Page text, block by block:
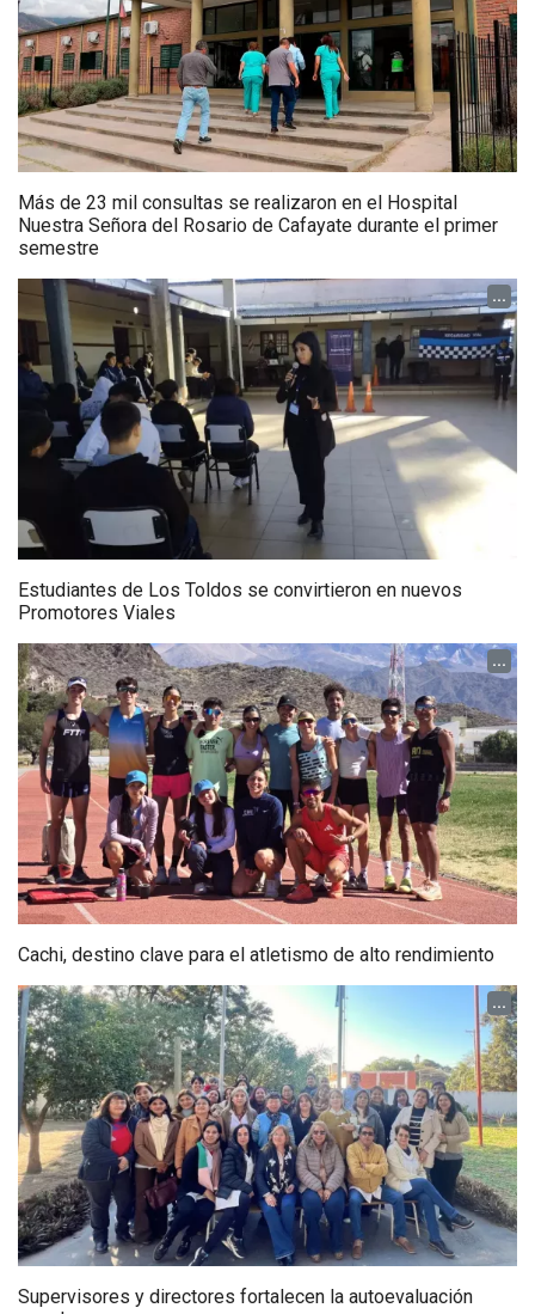
Más de 23 mil consultas se realizaron en el Hospital
Nuestra Señora del Rosario de Cafayate durante el primer
semestre
...
Estudiantes de Los Toldos se convirtieron en nuevos
Promotores Viales
...
Cachi, destino clave para el atletismo de alto rendimiento
...
Supervisores y directores fortalecen la autoevaluación